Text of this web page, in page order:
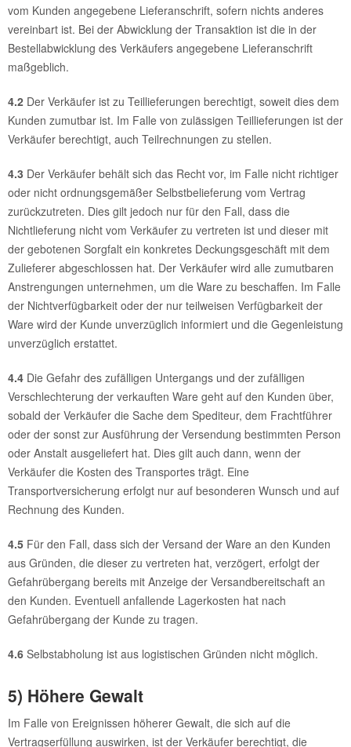
vom Kunden angegebene Lieferanschrift, sofern nichts anderes
vereinbart ist. Bei der Abwicklung der Transaktion ist die in der
Bestellabwicklung des Verkäufers angegebene Lieferanschrift
maßgeblich.
4.2 Der Verkäufer ist zu Teillieferungen berechtigt, soweit dies dem
Kunden zumutbar ist. Im Falle von zulässigen Teillieferungen ist der
Verkäufer berechtigt, auch Teilrechnungen zu stellen.
4.3 Der Verkäufer behält sich das Recht vor, im Falle nicht richtiger
oder nicht ordnungsgemäßer Selbstbelieferung vom Vertrag
zurückzutreten. Dies gilt jedoch nur für den Fall, dass die
Nichtlieferung nicht vom Verkäufer zu vertreten ist und dieser mit
der gebotenen Sorgfalt ein konkretes Deckungsgeschäft mit dem
Zulieferer abgeschlossen hat. Der Verkäufer wird alle zumutbaren
Anstrengungen unternehmen, um die Ware zu beschaffen. Im Falle
der Nichtverfügbarkeit oder der nur teilweisen Verfügbarkeit der
Ware wird der Kunde unverzüglich informiert und die Gegenleistung
unverzüglich erstattet.
4.4 Die Gefahr des zufälligen Untergangs und der zufälligen
Verschlechterung der verkauften Ware geht auf den Kunden über,
sobald der Verkäufer die Sache dem Spediteur, dem Frachtführer
oder der sonst zur Ausführung der Versendung bestimmten Person
oder Anstalt ausgeliefert hat. Dies gilt auch dann, wenn der
Verkäufer die Kosten des Transportes trägt. Eine
Transportversicherung erfolgt nur auf besonderen Wunsch und auf
Rechnung des Kunden.
4.5 Für den Fall, dass sich der Versand der Ware an den Kunden
aus Gründen, die dieser zu vertreten hat, verzögert, erfolgt der
Gefahrübergang bereits mit Anzeige der Versandbereitschaft an
den Kunden. Eventuell anfallende Lagerkosten hat nach
Gefahrübergang der Kunde zu tragen.
4.6 Selbstabholung ist aus logistischen Gründen nicht möglich.
5) Höhere Gewalt
Im Falle von Ereignissen höherer Gewalt, die sich auf die
Vertragserfüllung auswirken, ist der Verkäufer berechtigt, die